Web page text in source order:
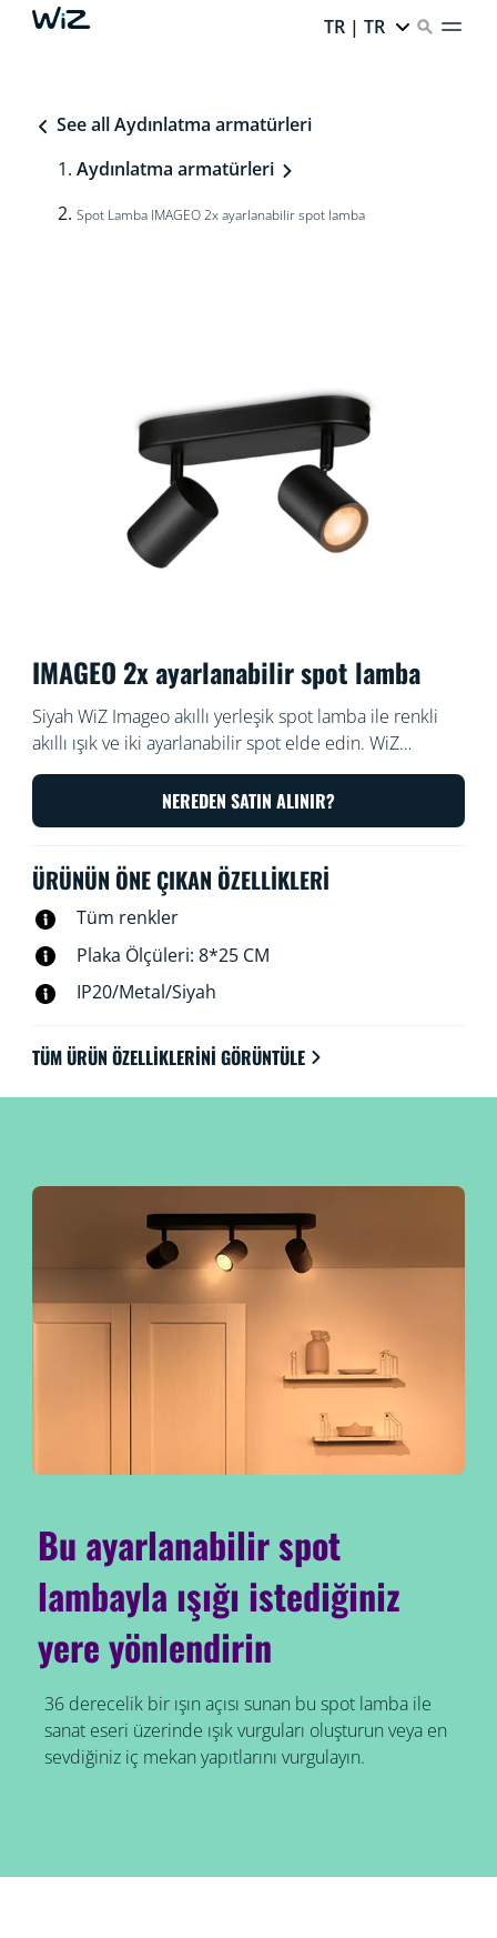
TR | TR
See all Aydınlatma armatürleri
Aydınlatma armatürleri
Spot Lamba IMAGEO 2x ayarlanabilir spot lamba
IMAGEO 2x ayarlanabilir spot lamba
Siyah WiZ Imageo akıllı yerleşik spot lamba ile renkli
akıllı ışık ve iki ayarlanabilir spot elde edin. WiZ
uygulaması veya sesinizle kontrol etmek için mevcut
Wi-Fi ağınızla kullanın.NEREDEN SATIN ALINIR?
ÜRÜNÜN ÖNE ÇIKAN ÖZELLIKLERI
Tüm renkler
Plaka Ölçüleri: 8*25 CM
IP20/Metal/Siyah
TÜM ÜRÜN ÖZELLIKLERINI GÖRÜNTÜLE
Bu ayarlanabilir spot
lambayla ışığı istediğiniz
yere yönlendirin
36 derecelik bir ışın açısı sunan bu spot lamba ile
sanat eseri üzerinde ışık vurguları oluşturun veya en
sevdiğiniz iç mekan yapıtlarını vurgulayın.